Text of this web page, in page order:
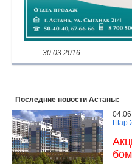
30.03.2016
Последние новости Астаны:
Шар